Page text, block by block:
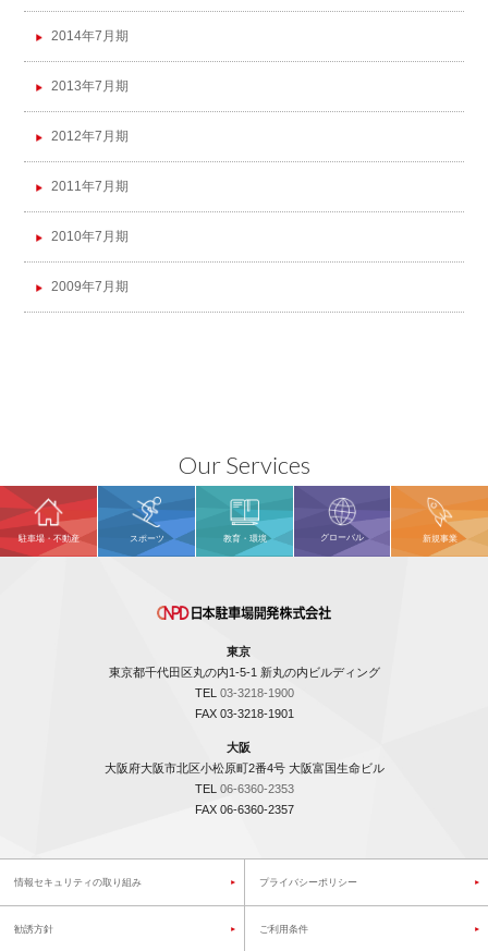
2014年7月期
2013年7月期
2012年7月期
2011年7月期
2010年7月期
2009年7月期
Our Services
駐車場・不動産 スポーツ 教育・環境 グローバル 新規事業
東京
東京都千代田区丸の内1-5-1 新丸の内ビルディング
TEL 03-3218-1900
FAX 03-3218-1901
大阪
大阪府大阪市北区小松原町2番4号 大阪富国生命ビル
TEL 06-6360-2353
FAX 06-6360-2357
情報セキュリティの取り組み プライバシーポリシー
勧誘方針 ご利用条件